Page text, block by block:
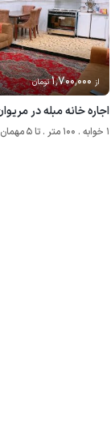
از 1٬700٬000تومان
اجاره خانه مبله در
1 خوابه . 100 متر . تا 5 مهمان